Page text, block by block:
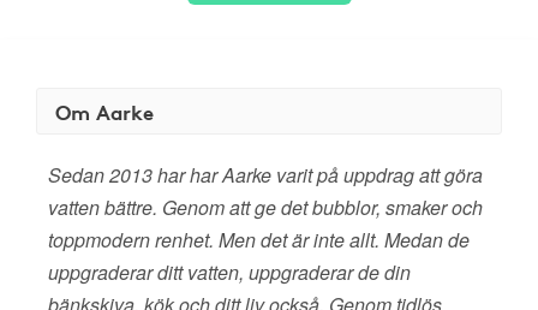
Om Aarke
Sedan 2013 har har Aarke varit på uppdrag att göra
vatten bättre. Genom att ge det bubblor, smaker och
toppmodern renhet. Men det är inte allt. Medan de
uppgraderar ditt vatten, uppgraderar de din